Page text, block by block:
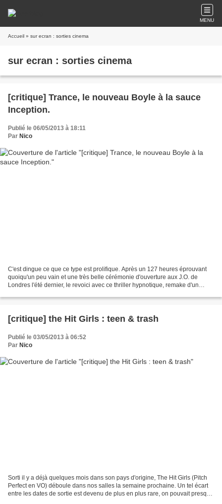
MENU
Accueil » sur ecran : sorties cinema
sur ecran : sorties cinema
[critique] Trance, le nouveau Boyle à la sauce
Inception.
Publié le 06/05/2013 à 18:11
Par Nico
C'est dingue ce que ce type est prolifique. Après un 127 heures éprouvant
quoiqu'un peu vain et une très belle cérémonie d'ouverture aux J.O. de
Londres l'été dernier, le revoici avec ce thriller hypnotique, remake d'un
[critique] the Hit Girls : teen & trash
Publié le 03/05/2013 à 06:52
Par Nico
Sorti il y a déjà quelques mois dans son pays d'origine, The Hit Girls (Pitch
Perfect en VO) déboule dans nos salles la semaine prochaine. Un tel écart
entre les dates de sortie est devenu de plus en plus rare, on pouvait presque